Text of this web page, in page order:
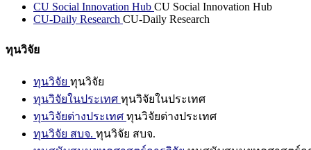
CU Social Innovation Hub CU Social Innovation Hub
CU-Daily Research CU-Daily Research
ทุนวิจัย
ทุนวิจัย ทุนวิจัย
ทุนวิจัยในประเทศ ทุนวิจัยในประเทศ
ทุนวิจัยต่างประเทศ ทุนวิจัยต่างประเทศ
ทุนวิจัย สบจ. ทุนวิจัย สบจ.